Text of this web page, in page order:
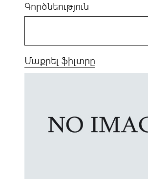
Գործնեություն
Մաքրել ֆիլտրը